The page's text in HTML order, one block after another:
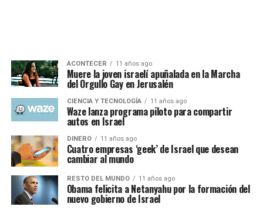
ACONTECER 11 años ago
Muere la joven israelí apuñalada en la Marcha
del Orgullo Gay en Jerusalén
CIENCIA Y TECNOLOGÍA 11 años ago
Waze lanza programa piloto para compartir
autos en Israel
DINERO 11 años ago
Cuatro empresas ‘geek’ de Israel que desean
cambiar al mundo
RESTO DEL MUNDO 11 años ago
Obama felicita a Netanyahu por la formación del
nuevo gobierno de Israel